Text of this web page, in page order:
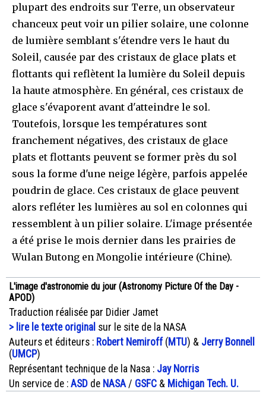
plupart des endroits sur Terre, un observateur
chanceux peut voir un pilier solaire, une colonne
de lumière semblant s'étendre vers le haut du
Soleil, causée par des cristaux de glace plats et
flottants qui reflètent la lumière du Soleil depuis
la haute atmosphère. En général, ces cristaux de
glace s'évaporent avant d'atteindre le sol.
Toutefois, lorsque les températures sont
franchement négatives, des cristaux de glace
plats et flottants peuvent se former près du sol
sous la forme d'une neige légère, parfois appelée
poudrin de glace. Ces cristaux de glace peuvent
alors refléter les lumières au sol en colonnes qui
ressemblent à un pilier solaire. L'image présentée
a été prise le mois dernier dans les prairies de
Wulan Butong en Mongolie intérieure (Chine).
L'image d'astronomie du jour (Astronomy Picture Of the Day -
APOD)
Traduction réalisée par Didier Jamet
> lire le texte original sur le site de la NASA
Auteurs et éditeurs : Robert Nemiroff(MTU) & Jerry Bonnell
(UMCP)
Représentant technique de la Nasa : Jay Norris
Un service de : ASD de NASA / GSFC & Michigan Tech. U.